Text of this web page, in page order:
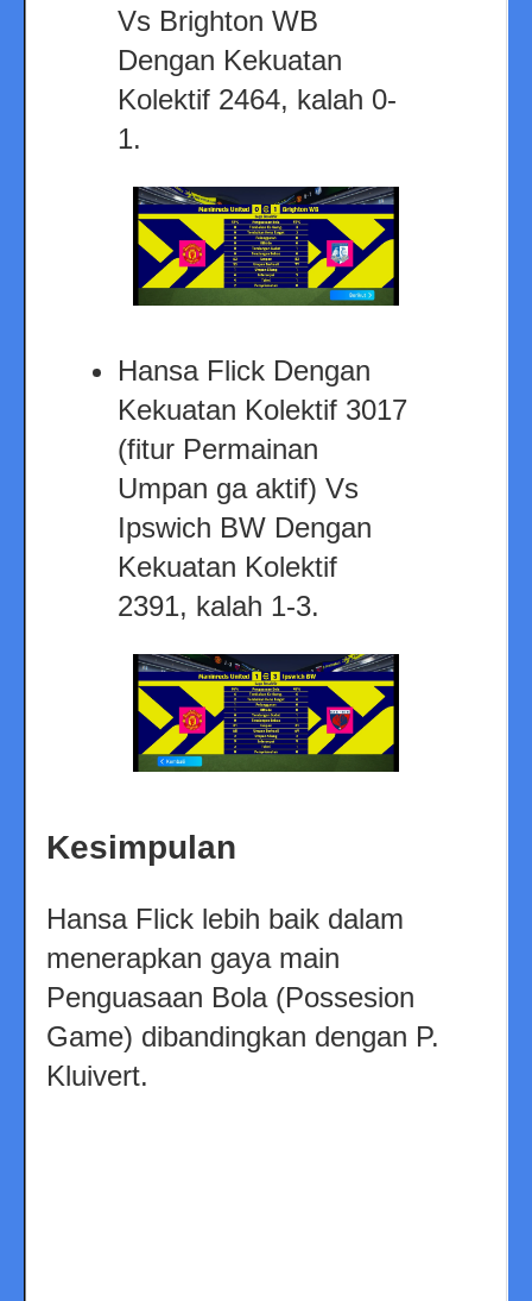
Vs Brighton WB
Dengan Kekuatan
Kolektif 2464, kalah 0-
1.
Hansa Flick Dengan
Kekuatan Kolektif 3017
(fitur Permainan
Umpan ga aktif) Vs
Ipswich BW Dengan
Kekuatan Kolektif
2391, kalah 1-3.
Kesimpulan
Hansa Flick lebih baik dalam
menerapkan gaya main
Penguasaan Bola (Possesion
Game) dibandingkan dengan P.
Kluivert.